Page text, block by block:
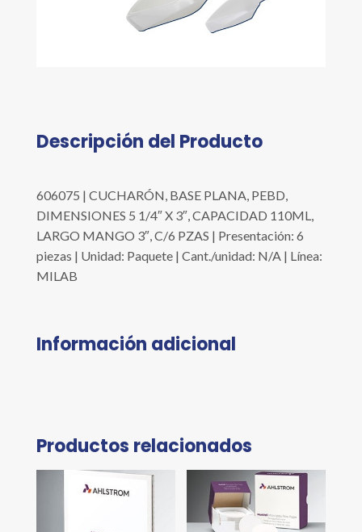
Descripción del Producto
606075 | CUCHARÓN, BASE PLANA, PEBD,
DIMENSIONES 5 1/4″ X 3″, CAPACIDAD 110ML,
LARGO MANGO 3″, C/6 PZAS | Presentación: 6
piezas | Unidad: Paquete | Cant./unidad: N/A | Línea:
MILAB
Información adicional
Productos relacionados